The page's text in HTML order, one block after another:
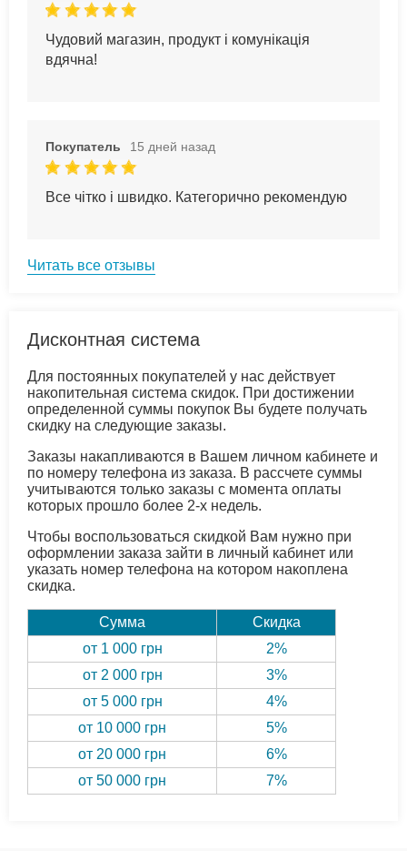
Чудовий магазин, продукт і комунікація
вдячна!
Покупатель 15 дней назад
Все чітко і швидко. Категорично рекомендую
Читать все отзывы
Дисконтная система
Для постоянных покупателей у нас действует
накопительная система скидок. При достижении
определенной суммы покупок Вы будете получать
скидку на следующие заказы.
Заказы накапливаются в Вашем личном кабинете и
по номеру телефона из заказа. В рассчете суммы
учитываются только заказы с момента оплаты
которых прошло более 2-х недель.
Чтобы воспользоваться скидкой Вам нужно при
оформлении заказа зайти в личный кабинет или
указать номер телефона на котором накоплена
скидка.
Сумма
Скидка
от 1 000 грн
2%
от 2 000 грн
3%
от 5 000 грн
4%
от 10 000 грн
5%
от 20 000 грн
6%
от 50 000 грн
7%